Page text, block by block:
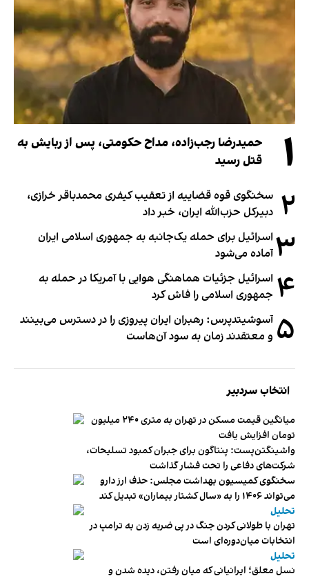
۱
حمیدرضا رجب‌زاده، مداح حکومتی، پس از ربایش به
قتل رسید
۲ سخنگوی قوه قضاییه از تعقیب کیفری محمدباقر خرازی،
دبیر‌کل حزب‌الله ایران، خبر داد
۳ اسرائیل برای حمله یک‌جانبه به جمهوری اسلامی ایران
آماده می‌شود
۴ اسرائیل جزئیات هماهنگی هوایی با آمریکا در حمله به
جمهوری اسلامی را فاش کرد
۵ آسوشیتدپرس: رهبران ایران پیروزی را در دسترس می‌بینند
و معتقدند زمان به سود آن‌هاست
انتخاب سردبیر
میانگین قیمت مسکن در تهران به متری ۲۴۰ میلیون
تومان افزایش یافت
واشینگتن‌پست: پنتاگون برای جبران کمبود تسلیحات،
شرکت‌های دفاعی را تحت فشار گذاشت
سخنگوی کمیسیون بهداشت مجلس: حذف ارز دارو
می‌تواند ۱۴۰۶ را به «سال کشتار بیماران» تبدیل کند
تحلیل
تهران با طولانی کردن جنگ در پی ضربه زدن به ترامپ در
انتخابات میان‌دوره‌ای است
تحلیل
نسل معلق؛ ایرانیانی که میان رفتن، دیده شدن و